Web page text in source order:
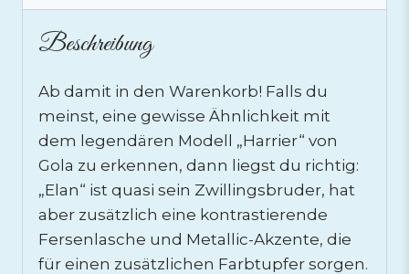
Beschreibung
Ab damit in den Warenkorb! Falls du
meinst, eine gewisse Ähnlichkeit mit
dem legendären Modell „Harrier“ von
Gola zu erkennen, dann liegst du richtig:
„Elan“ ist quasi sein Zwillingsbruder, hat
aber zusätzlich eine kontrastierende
Fersenlasche und Metallic-Akzente, die
für einen zusätzlichen Farbtupfer sorgen.